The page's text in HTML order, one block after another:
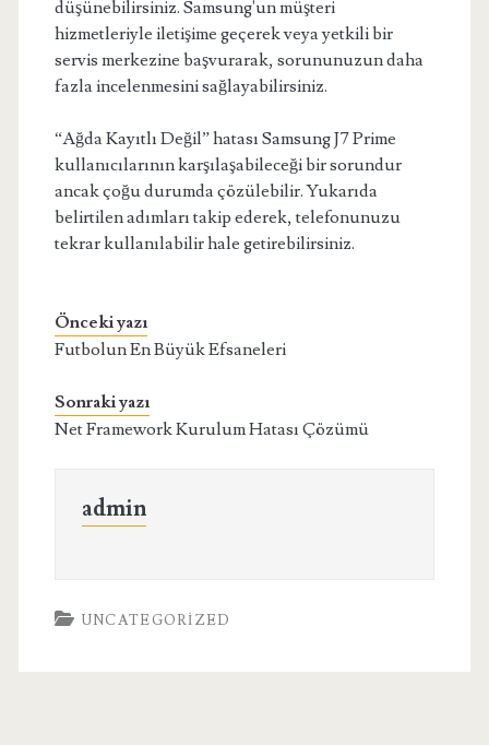
düşünebilirsiniz. Samsung'un müşteri
hizmetleriyle iletişime geçerek veya yetkili bir
servis merkezine başvurarak, sorununuzun daha
fazla incelenmesini sağlayabilirsiniz.
“Ağda Kayıtlı Değil” hatası Samsung J7 Prime
kullanıcılarının karşılaşabileceği bir sorundur
ancak çoğu durumda çözülebilir. Yukarıda
belirtilen adımları takip ederek, telefonunuzu
tekrar kullanılabilir hale getirebilirsiniz.
Önceki yazı
Futbolun En Büyük Efsaneleri
Sonraki yazı
Net Framework Kurulum Hatası Çözümü
admin
UNCATEGORIZED